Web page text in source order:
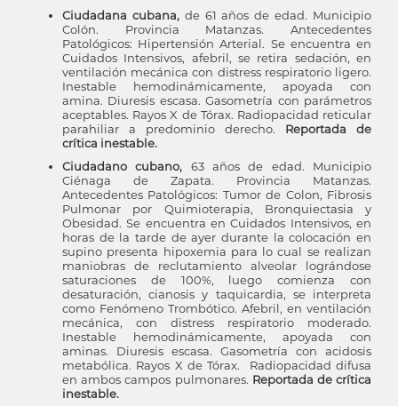
Ciudadana cubana,de 61 años de edad. Municipio
Colón. Provincia Matanzas. Antecedentes
Patológicos: Hipertensión Arterial. Se encuentra en
Cuidados Intensivos, afebril, se retira sedación, en
ventilación mecánica con distress respiratorio ligero.
Inestable hemodinámicamente, apoyada con
amina. Diuresis escasa. Gasometría con parámetros
aceptables. Rayos X de Tórax. Radiopacidad reticular
parahiliar a predominio derecho. Reportada de
crítica inestable.
Ciudadano cubano, 63 años de edad. Municipio
Ciénaga de Zapata. Provincia Matanzas.
Antecedentes Patológicos: Tumor de Colon, Fibrosis
Pulmonar por Quimioterapia, Bronquiectasia y
Obesidad. Se encuentra en Cuidados Intensivos, en
horas de la tarde de ayer durante la colocación en
supino presenta hipoxemia para lo cual se realizan
maniobras de reclutamiento alveolar lográndose
saturaciones de 100%, luego comienza con
desaturación, cianosis y taquicardia, se interpreta
como Fenómeno Trombótico. Afebril, en ventilación
mecánica, con distress respiratorio moderado.
Inestable hemodinámicamente, apoyada con
aminas. Diuresis escasa. Gasometría con acidosis
metabólica. Rayos X de Tórax. Radiopacidad difusa
en ambos campos pulmonares. Reportada de crítica
inestable.